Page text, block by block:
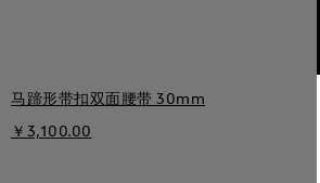
马蹄形带扣双面腰带 30mm
￥3,100.00